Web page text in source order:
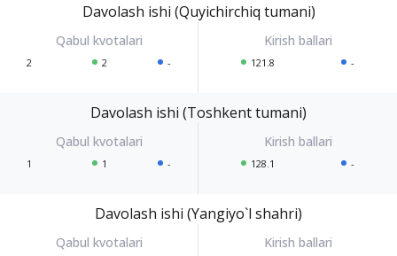
Davolash ishi (Quyichirchiq tumani)
2 2 - 121.8 -
Davolash ishi (Toshkent tumani)
1 1 - 128.1 -
Davolash ishi (Yangiyo`l shahri)